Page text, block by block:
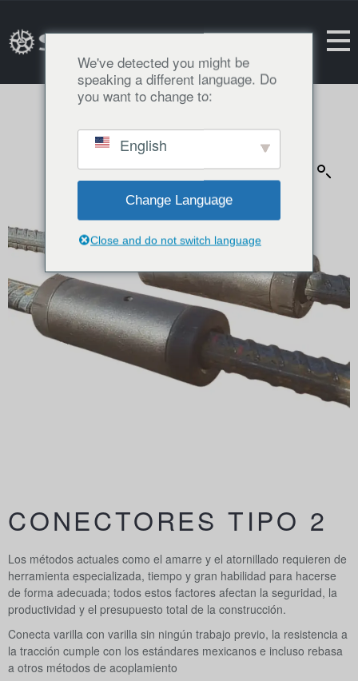
CONECTORES TIPO 2
Los métodos actuales como el amarre y el atornillado requieren de
herramienta especializada, tiempo y gran habilidad para hacerse
de forma adecuada; todos estos factores afectan la seguridad, la
productividad y el presupuesto total de la construcción.
Conecta varilla con varilla sin ningún trabajo previo, la resistencia a
la tracción cumple con los estándares mexicanos e incluso rebasa
a otros métodos de acoplamiento
We've detected you might be
speaking a different language. Do
you want to change to:
English
Change Language
Close and do not switch language